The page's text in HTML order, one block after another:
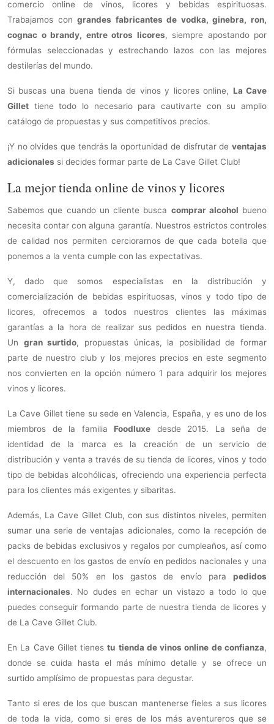
comercio online de vinos, licores y bebidas espirituosas.
Trabajamos congrandes fabricantes de vodka, ginebra, ron,
cognac o brandy, entre otros licores, siempre apostando por
fórmulas seleccionadas y estrechando lazos con las mejores
destilerías del mundo.
Si buscas una buena tienda de vinos y licores online, La Cave
Gillet tiene todo lo necesario para cautivarte con su amplio
catálogo de propuestas y sus competitivos precios.
¡Y no olvides que tendrás la oportunidad de disfrutar de ventajas
adicionales si decides formar parte de La Cave Gillet Club!
La mejor tienda online de vinos y licores
Sabemos que cuando un cliente busca comprar alcohol bueno
necesita contar con alguna garantía. Nuestros estrictos controles
de calidad nos permiten cerciorarnos de que cada botella que
ponemos a la venta cumple con las expectativas.
Y, dado que somos especialistas en la distribución y
comercialización de bebidas espirituosas, vinos y todo tipo de
licores, ofrecemos a todos nuestros clientes las máximas
garantías a la hora de realizar sus pedidos en nuestra tienda.
Un gran surtido, propuestas únicas, la posibilidad de formar
parte de nuestro club y los mejores precios en este segmento
nos convierten en la opción número 1 para adquirir los mejores
vinos y licores.
La Cave Gillet tiene su sede en Valencia, España, y es uno de los
miembros de la familiaFoodluxe desde 2015. La seña de
identidad de la marca es la creación de un servicio de
distribución y venta a través de su tienda de licores, vinos y todo
tipo de bebidas alcohólicas, ofreciendo una experiencia perfecta
para los clientes más exigentes y sibaritas.
Además, La Cave Gillet Club, con sus distintos niveles, permiten
sumar una serie de ventajas adicionales, como la recepción de
packs de bebidas exclusivos y regalos por cumpleaños, así como
el descuento en los gastos de envío en pedidos nacionales y una
reducción del 50% en los gastos de envío para pedidos
internacionales. No dudes en echar un vistazo a todo lo que
puedes conseguir formando parte de nuestra tienda de licores y
de La Cave Gillet Club.
En La Cave Gillet tienestu tienda de vinos online de confianza,
donde se cuida hasta el más mínimo detalle y se ofrece un
surtido amplísimo de propuestas para degustar.
Tanto si eres de los que buscan mantenerse fieles a sus licores
de toda la vida, como si eres de los más aventureros que se